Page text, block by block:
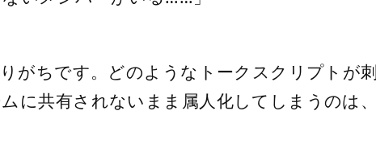
がちです。どのようなトークスクリプトが
に共有されないまま属人化してしまうのは